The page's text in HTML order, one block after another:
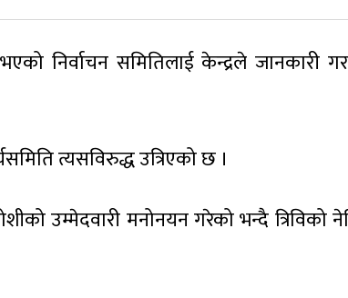
निर्वाचन समितिलाई केन्द्रले जानकारी
त्यसविरुद्ध उत्रिएको छ ।
उम्मेदवारी मनोनयन गरेको भन्दै त्रिविको